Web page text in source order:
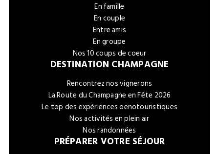
En famille
En couple
Entre amis
En groupe
Nos 10 coups de coeur
DESTINATION CHAMPAGNE
Rencontrez nos vignerons
La Route du Champagne en Fête 2026
Le top des expériences oenotouristiques
Nos activités en plein air
Nos randonnées
PRÉPARER VOTRE SÉJOUR